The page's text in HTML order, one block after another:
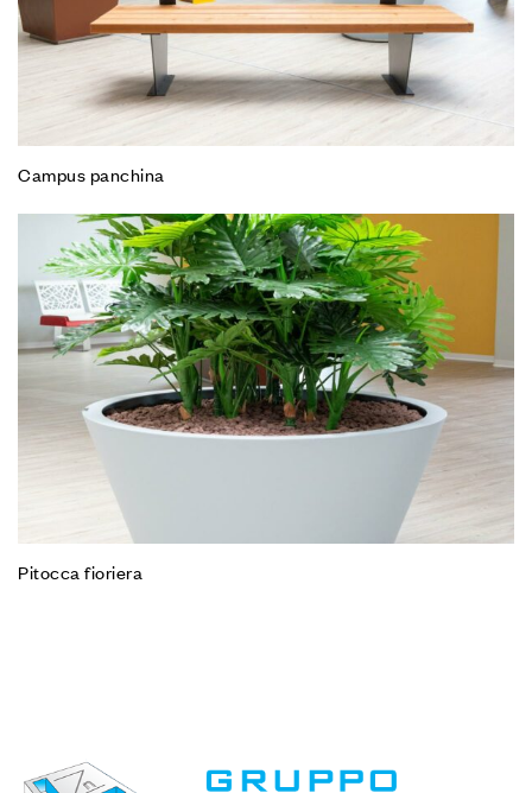
Campus panchina
Pitocca fioriera